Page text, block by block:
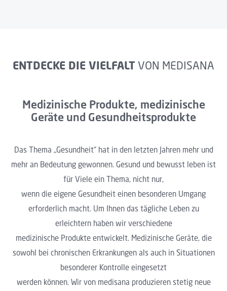
ENTDECKE DIE VIELFALT VON MEDISANA
Medizinische Produkte, medizinische
Geräte und Gesundheitsprodukte
Das Thema „Gesundheit“ hat in den letzten Jahren mehr und
mehr an Bedeutung gewonnen. Gesund und bewusst leben ist
für Viele ein Thema, nicht nur,
wenn die eigene Gesundheit einen besonderen Umgang
erforderlich macht. Um Ihnen das tägliche Leben zu
erleichtern haben wir verschiedene
medizinische Produkte entwickelt. Medizinische Geräte, die
sowohl bei chronischen Erkrankungen als auch in Situationen
besonderer Kontrolle eingesetzt
werden können. Wir von medisana produzieren stetig neue